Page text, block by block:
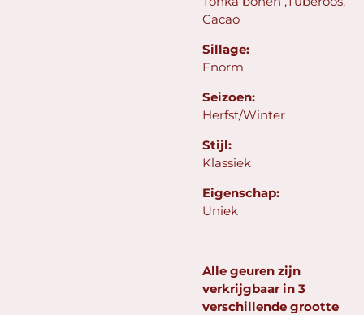
Cacao
Sillage:
Enorm
Seizoen:
Herfst/Winter
Stijl:
Klassiek
Eigenschap:
Uniek
Alle geuren zijn
verkrijgbaar in 3
verschillende grootte